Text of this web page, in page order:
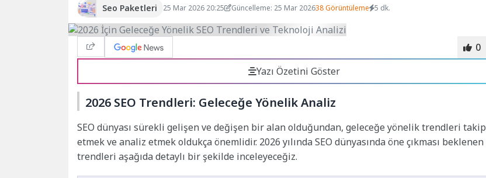
Seo Paketleri 25 Mar 2026 20:25 Güncelleme: 25 Mar 202638 Görüntüleme 5 dk.
0
Yazı Özetini Göster
2026 SEO Trendleri: Geleceğe Yönelik Analiz
SEO dünyası sürekli gelişen ve değişen bir alan olduğundan, geleceğe yönelik trendleri takip
etmek ve analiz etmek oldukça önemlidir. 2026 yılında SEO dünyasında öne çıkması beklenen
trendleri aşağıda detaylı bir şekilde inceleyeceğiz.